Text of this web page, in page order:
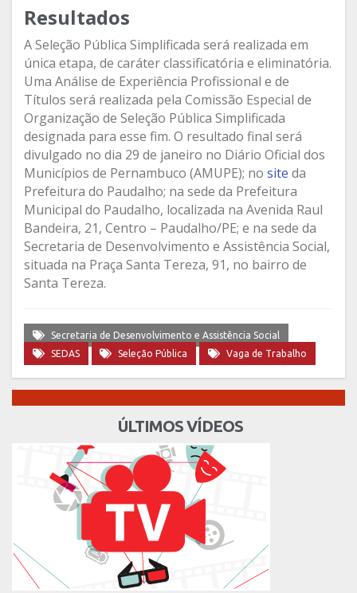
Resultados
A Seleção Pública Simplificada será realizada em
única etapa, de caráter classificatória e eliminatória.
Uma Análise de Experiência Profissional e de
Títulos será realizada pela Comissão Especial de
Organização de Seleção Pública Simplificada
designada para esse fim. O resultado final será
divulgado no dia 29 de janeiro no Diário Oficial dos
Municípios de Pernambuco (AMUPE); no site da
Prefeitura do Paudalho; na sede da Prefeitura
Municipal do Paudalho, localizada na Avenida Raul
Bandeira, 21, Centro – Paudalho/PE; e na sede da
Secretaria de Desenvolvimento e Assistência Social,
situada na Praça Santa Tereza, 91, no bairro de
Santa Tereza.
Secretaria de Desenvolvimento e Assistência Social
SEDAS
Seleção Pública Vaga de Trabalho
ÚLTIMOS VÍDEOS